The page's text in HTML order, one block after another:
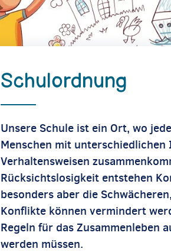
Schulordnung
Unsere Schule ist ein Ort, wo
Menschen mit unterschiedlichen
Verhaltensweisen
Rücksichtslosigkeit entstehen
besonders aber die
Konflikte können vermindert
Regeln für das Zusammenleben
werden müssen.